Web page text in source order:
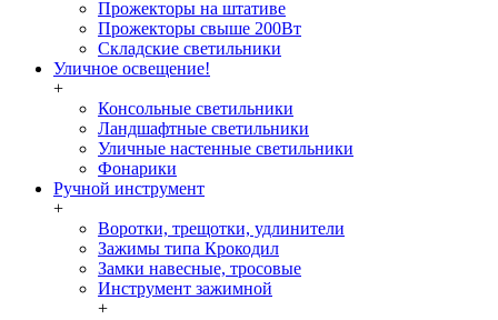
Прожекторы на штативе
Прожекторы свыше 200Вт
Складские светильники
Уличное освещение!
+
Консольные светильники
Ландшафтные светильники
Уличные настенные светильники
Фонарики
Ручной инструмент
+
Воротки, трещотки, удлинители
Зажимы типа Крокодил
Замки навесные, тросовые
Инструмент зажимной
+